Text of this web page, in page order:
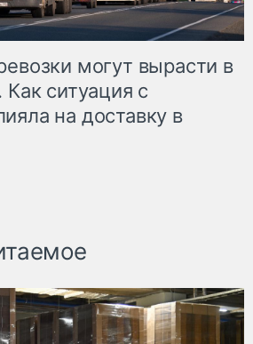
могут вырасти в
Как ситуация с
на доставку в